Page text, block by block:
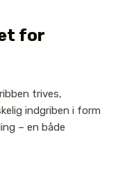
for
trives,
indgriben i form
– en både